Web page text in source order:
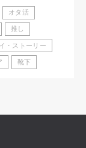
オタ活
推し
・ストーリー
靴下